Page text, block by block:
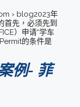
› blog2023年
首先，必须先到
）申请“学车
的条件是
例- 菲